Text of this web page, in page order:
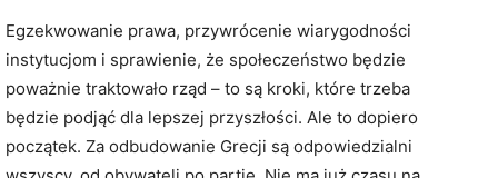
Egzekwowanie prawa, przywrócenie wiarygodności
instytucjom i sprawienie, że społeczeństwo będzie
poważnie traktowało rząd – to są kroki, które trzeba
będzie podjąć dla lepszej przyszłości. Ale to dopiero
początek. Za odbudowanie Grecji są odpowiedzialni